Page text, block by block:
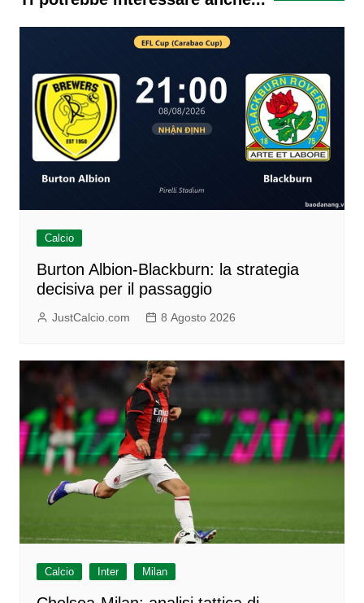
Calcio
Burton Albion-Blackburn: la strategia
decisiva per il passaggio
JustCalcio.com 8 Agosto 2026
Calcio Inter Milan